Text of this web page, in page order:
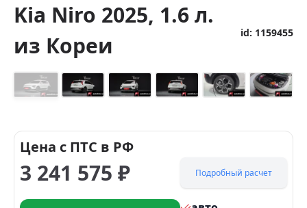
Kia Niro 2025, 1.6 л.
из Кореи
id: 1159455
Цена с ПТС в РФ
3 241 575 ₽ Подробный расчет